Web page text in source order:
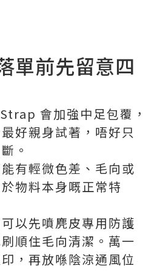
單前先留意四
會加強中足包覆，
好親身試著，唔好只
。
有輕微色差、毛向或
物料本身嘅正常特
以先噴麂皮專用防護
順住毛向清潔。萬一
，再放喺陰涼通風位